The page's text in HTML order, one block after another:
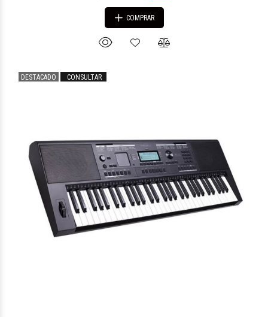
COMPRAR
DESTACADO CONSULTAR